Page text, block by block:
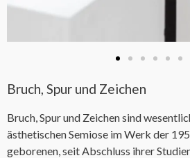
Bruch, Spur und Zeichen
Bruch, Spur und Zeichen sind
ästhetischen Semiose im Werk der
geborenen, seit Abschluss ihrer